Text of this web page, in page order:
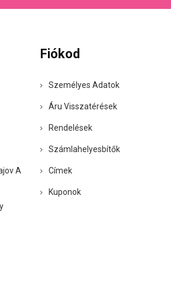
A
Fiókod
Személyes Adatok
Áru Visszatérések
Rendelések
Számlahelyesbítők
Címek
Kuponok